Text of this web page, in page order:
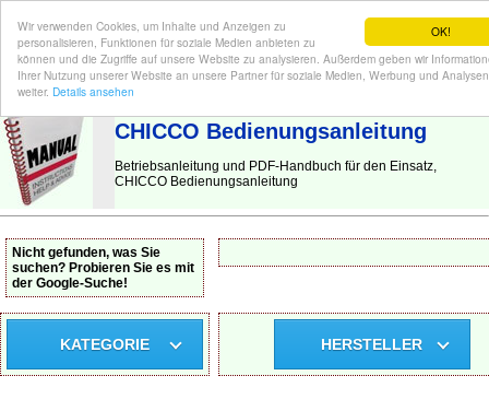
OK!
Wir verwenden Cookies, um Inhalte und Anzeigen zu
personalisieren, Funktionen für soziale Medien anbieten zu
können und die Zugriffe auf unsere Website zu analysieren. Außerdem geben wir
Ihrer Nutzung unserer Website an unsere Partner für soziale Medien, Werbung und Analysen
weiter. Details ansehen
BEDIENUNGSANLEITUNG | Hier finden Sie die deutsche Anleitung!
CHICCO Bedienungsanleitung
Betriebsanleitung und PDF-Handbuch für den Einsatz,
CHICCO Bedienungsanleitung
Nicht gefunden, was Sie
suchen? Probieren Sie es mit
der Google-Suche!
KATEGORIE HERSTELLER